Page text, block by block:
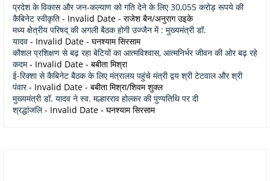
प्रदेश के विकास और जन-कल्याण को गति देने के लिए 30,055 करोड़ रूपये की
कैबिनेट स्वीकृति - Invalid Date - राजेश बैन/अनुराग उइके
मध्य क्षेत्रीय परिषद् की अगली बैठक होगी उज्जैन में : मुख्यमंत्री डॉ.
यादव - Invalid Date - घनश्याम सिरसाम
कौशल प्रशिक्षण से बढ़ रहा बेटियों का आत्मविश्वास, आत्मनिर्भर जीवन की ओर बढ़ रहे
कदम- Invalid Date - बबीता मिश्रा
ई-रिक्शा से कैबिनेट बैठक के लिए मंत्रालय पहुंचे मंत्री द्वय श्री टेटवाल और श्री
पंवार- Invalid Date - बबीता मिश्रा/शिवम शुक्ल
मुख्यमंत्री डॉ. यादव ने स्व. मल्हारराव होल्कर की पुण्यतिथि पर दी
श्रद्धांजलि- Invalid Date - घनश्याम सिरसाम